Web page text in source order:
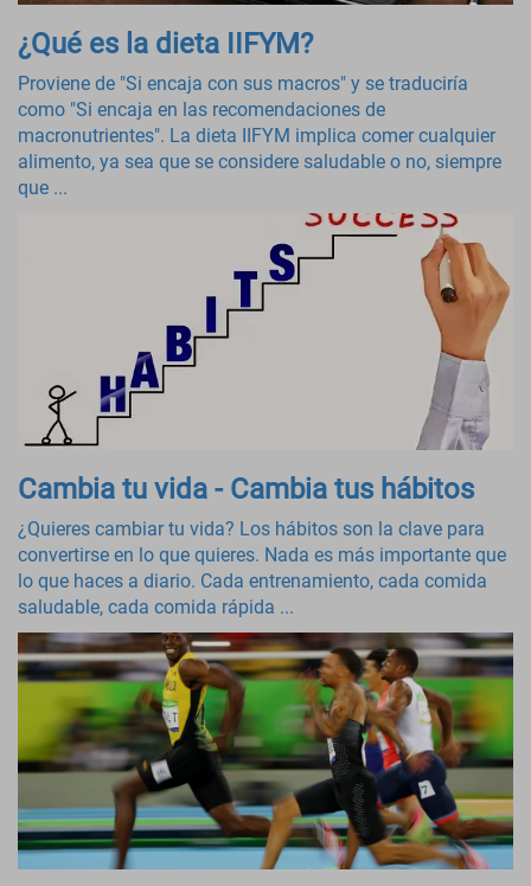
¿Qué es la dieta IIFYM?
Proviene de "Si encaja con sus macros" y se traduciría
como "Si encaja en las recomendaciones de
macronutrientes". La dieta IIFYM implica comer cualquier
alimento, ya sea que se considere saludable o no, siempre
que ...
Cambia tu vida - Cambia tus hábitos
¿Quieres cambiar tu vida? Los hábitos son la clave para
convertirse en lo que quieres. Nada es más importante que
lo que haces a diario. Cada entrenamiento, cada comida
saludable, cada comida rápida ...